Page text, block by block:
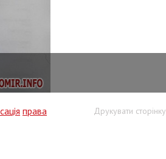
Друкувати сторінку
права